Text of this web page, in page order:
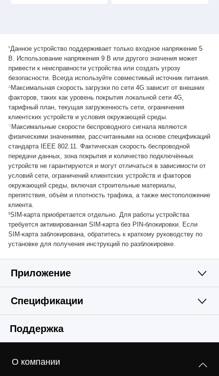
‡Данное устройство поддерживает только входное напряжение 5
В. Использование напряжения 9 В или другого значения может
привести к неисправности устройства или создать угрозу
безопасности. Всегда используйте совместимый источник питания.
△Максимальная скорость загрузки по сети 4G зависит от внешних
факторов, таких как уровень покрытия локальной сети 4G,
тарифный план, текущая загруженность сети, ограничения
клиентских устройств и условия окружающей среды.
☆ Максимальные скорости беспроводного сигнала являются
физическими значениями, рассчитанными на основе спецификаций
стандарта IEEE 802.11. Фактическая скорость беспроводной
передачи данных, зона покрытия и количество подключённых
устройств не гарантируются и могут отличаться в зависимости от
условий сети, ограничений клиентских устройств и факторов
окружающей среды, включая строительные материалы,
препятствия, объём и плотность трафика, а также местоположение
клиента.
§SIM-карта приобретается отдельно. Для работы устройства
требуется активированная SIM-карта без PIN-блокировки. Если
SIM-карта заблокирована, обратитесь к краткому руководству по
установке для получения инструкций по разблокировке.
Приложение
Простое и
функциональное
Спецификации
Wi-Fi
Cat 4
Поддержка
О компании